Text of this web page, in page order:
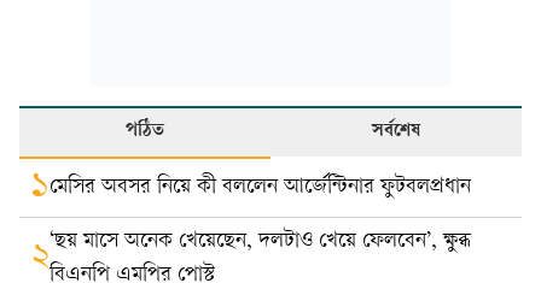
পঠিত সর্বশেষ
১মেসির অবসর নিয়ে কী বললেন আর্জেন্টিনার ফুটবলপ্রধান
২‘ছয় মাসে অনেক খেয়েছেন, দলটাও খেয়ে ফেলবেন’, ক্ষুব্ধ
বিএনপি এমপির পোস্ট